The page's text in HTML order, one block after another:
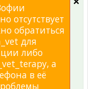
отсутствует
обратиться
для
либо
а
в её